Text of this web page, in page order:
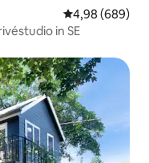
Gemiddelde
4,98 (689)
in SE